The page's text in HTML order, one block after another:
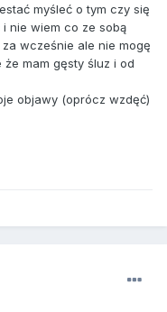
myśleć o tym czy się
i nie wiem co ze sobą
wcześnie ale nie mogę
że mam gęsty śluz i od
objawy (oprócz wzdęć)